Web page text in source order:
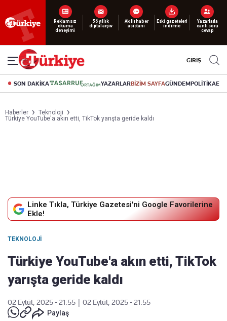
Reklamsız
okuma
deneyimi
56 yıllık
dijital arşiv
Akıllı haber
asistanı
Eski gazeteleri
indirme
Yazarlarla
canlı soru
cevap
GİRİŞ
SON DAKİKA YAZARLARBİZİM SAYFAGÜNDEMPOLİTİKA
Haberler
Teknoloji
Türkiye YouTube'a akın etti, TikTok yarışta geride kaldı
Linke Tıkla, Türkiye Gazetesi'ni Google Favorilerine
Ekle!
TEKNOLOJI
Türkiye YouTube'a akın etti, TikTok
yarışta geride kaldı
02 Eylül, 2025 - 21:55
02 Eylül, 2025 - 21:55
Paylaş